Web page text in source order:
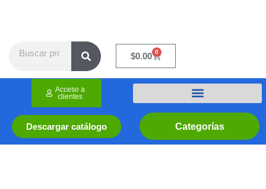
$0.00 0
Cart
Categorías
Descargar catálogo
Acceso a
clientes